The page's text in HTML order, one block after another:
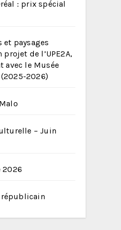
: prix spécial
paysages
de l’UPE2A,
avec le Musée
2026)
– Juin
2026
républicain